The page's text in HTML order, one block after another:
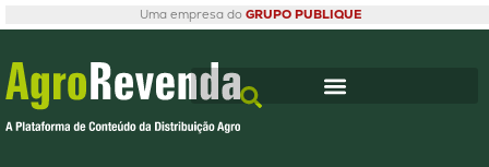
Uma empresa do GRUPO PUBLIQUE